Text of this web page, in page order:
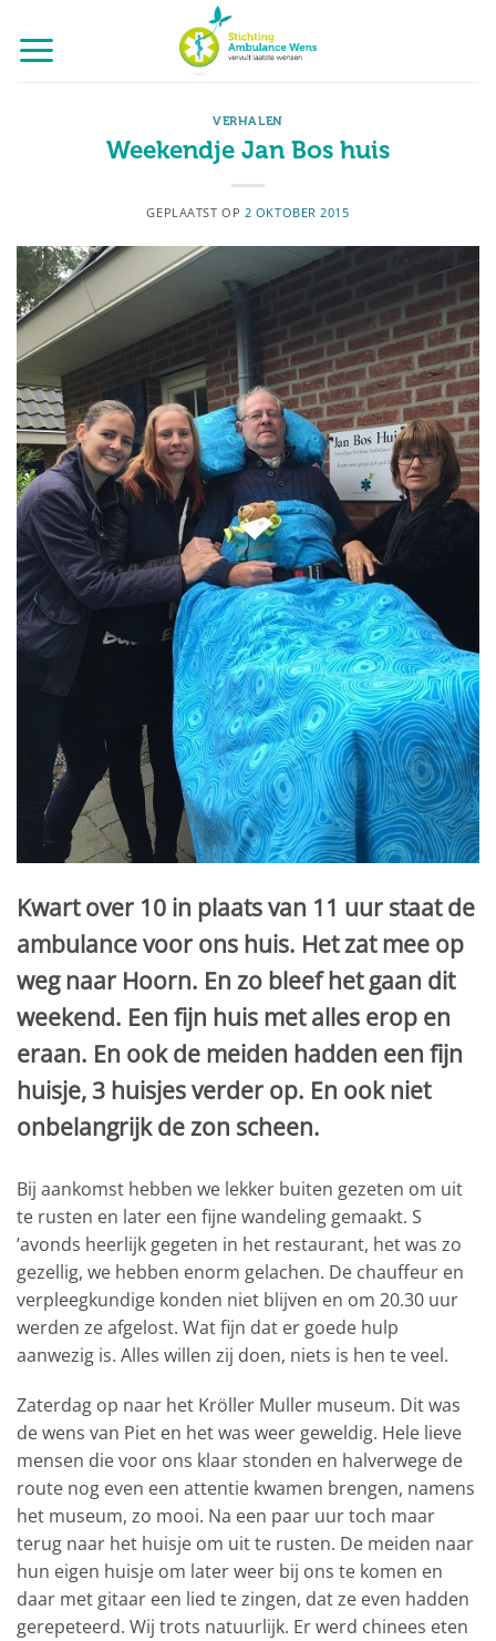
naar
inhoud
VERHALEN
Weekendje Jan Bos huis
GEPLAATST OP 2 OKTOBER 2015
Kwart over 10 in plaats van 11 uur staat de
ambulance voor ons huis. Het zat mee op
weg naar Hoorn. En zo bleef het gaan dit
weekend. Een fijn huis met alles erop en
eraan. En ook de meiden hadden een fijn
huisje, 3 huisjes verder op. En ook niet
onbelangrijk de zon scheen.
Bij aankomst hebben we lekker buiten gezeten om uit
te rusten en later een fijne wandeling gemaakt. S
’avonds heerlijk gegeten in het restaurant, het was zo
gezellig, we hebben enorm gelachen. De chauffeur en
verpleegkundige konden niet blijven en om 20.30 uur
werden ze afgelost. Wat fijn dat er goede hulp
aanwezig is. Alles willen zij doen, niets is hen te veel.
Zaterdag op naar het Kröller Muller museum. Dit was
de wens van Piet en het was weer geweldig. Hele lieve
mensen die voor ons klaar stonden en halverwege de
route nog even een attentie kwamen brengen, namens
het museum, zo mooi. Na een paar uur toch maar
terug naar het huisje om uit te rusten. De meiden naar
hun eigen huisje om later weer bij ons te komen en
daar met gitaar een lied te zingen, dat ze even hadden
gerepeteerd. Wij trots natuurlijk. Er werd chinees eten